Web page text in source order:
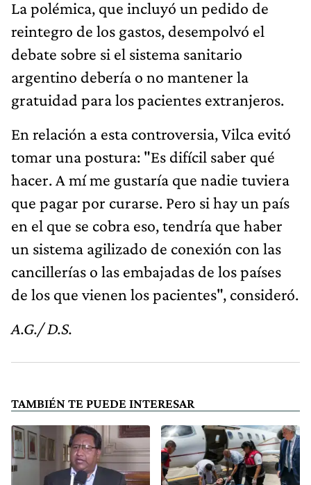
La polémica, que incluyó un pedido de
reintegro de los gastos, desempolvó el
debate sobre si el sistema sanitario
argentino debería o no mantener la
gratuidad para los pacientes extranjeros.
En relación a esta controversia, Vilca evitó
tomar una postura: "Es difícil saber qué
hacer. A mí me gustaría que nadie tuviera
que pagar por curarse. Pero si hay un país
en el que se cobra eso, tendría que haber
un sistema agilizado de conexión con las
cancillerías o las embajadas de los países
de los que vienen los pacientes", consideró.
A.G./ D.S.
TAMBIÉN TE PUEDE INTERESAR